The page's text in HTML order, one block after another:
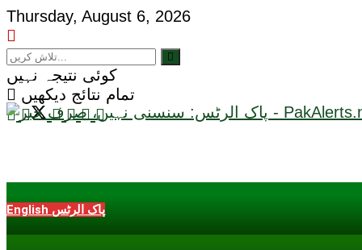
Thursday, August 6, 2026
کوئی نتیجہ نہیں
تمام نتائج دیکھیں
English پاک الرٹس